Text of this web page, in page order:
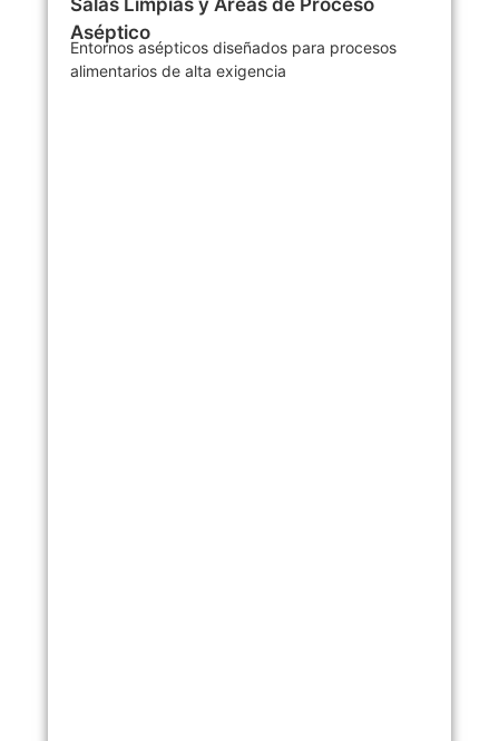
Salas Limpias y Áreas de Proceso
Aséptico
Entornos asépticos diseñados para procesos
alimentarios de alta exigencia